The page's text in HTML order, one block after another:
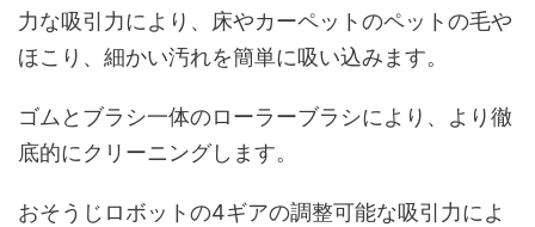
力な吸引力により、床やカーペットのペットの毛や
ほこり、細かい汚れを簡単に吸い込みます。
ゴムとブラシ一体のローラーブラシにより、より徹
底的にクリーニングします。
おそうじロボットの4ギアの調整可能な吸引力によ